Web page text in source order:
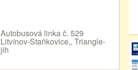
Autobusová linka č. 529
Litvínov-Staňkovice,, Triangle-
jih